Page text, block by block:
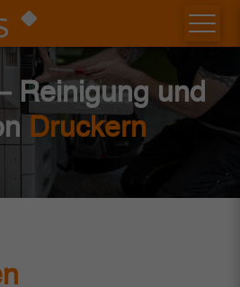
Reinigung und
Druckern